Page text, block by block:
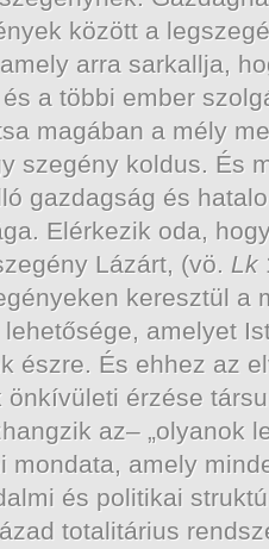
között a
arra sarkallja,
a többi ember
magában a mély
szegény koldus. És
gazdagság és
Elérkezik oda,
Lázárt, (vö. Lk
keresztül a
amelyet
észre. És ehhez az
önkívületi érzése
az– „olyanok
mondata, amely
és politikai
totalitárius